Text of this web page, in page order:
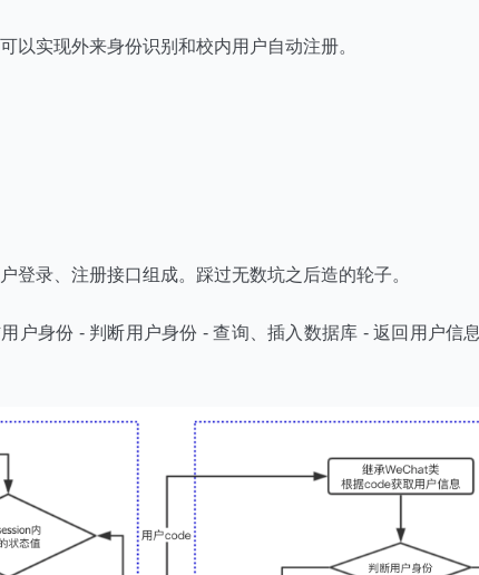
以实现外来身份识别和校内用户自动注册。
登录、注册接口组成。踩过无数坑之后造的轮子。
户身份 - 判断用户身份 - 查询、插入数据库 - 返回用户信